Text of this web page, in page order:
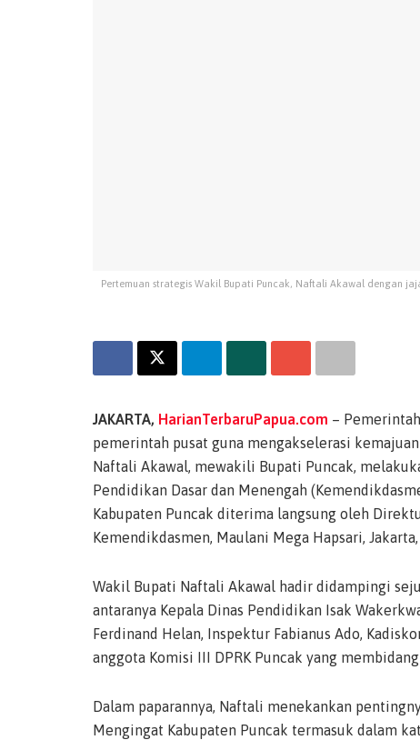
Pertemuan strategis Wakil Bupati Puncak, Naftali Akawal dengan
JAKARTA, HarianTerbaruPapua.com –
pemerintah pusat guna mengakselerasi
Naftali Akawal, mewakili Bupati Puncak,
Pendidikan Dasar dan Menengah
Kabupaten Puncak diterima langsung oleh
Kemendikdasmen, Maulani Mega Hapsari,
Wakil Bupati Naftali Akawal hadir didampingi
antaranya Kepala Dinas Pendidikan Isak
Ferdinand Helan, Inspektur Fabianus Ado,
anggota Komisi III DPRK Puncak yang
Dalam paparannya, Naftali menekankan
Mengingat Kabupaten Puncak termasuk dalam